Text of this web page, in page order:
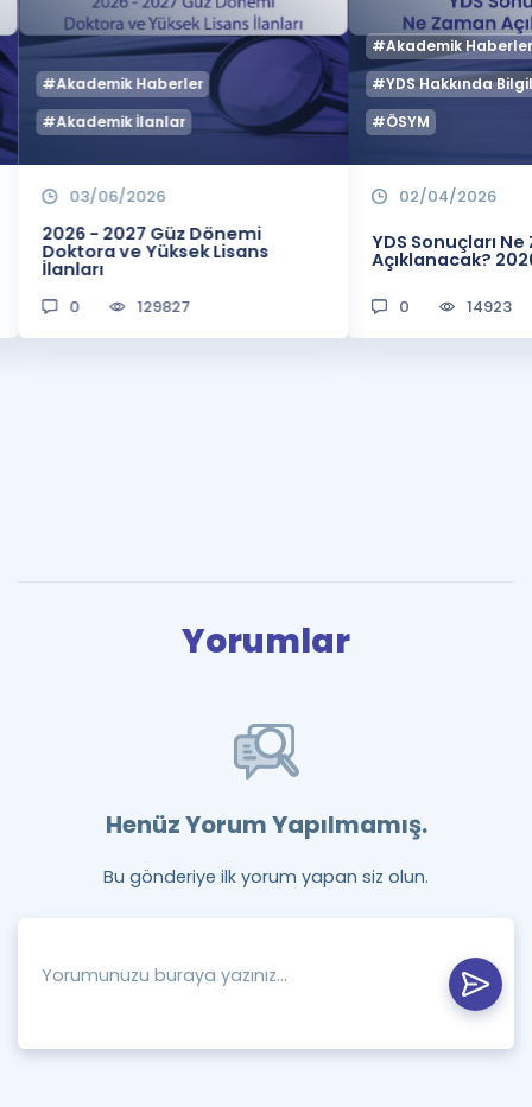
#Akademik Haberler
#Akademik İlanlar
03/06/2026
2026 - 2027 Güz Dönemi
Doktora ve Yüksek Lisans
İlanları
0 129827
#Akademik
#YDS Hakkında
#ÖSYM
02/04/2026
YDS Sonuçları
Açıklanacak?
0 14923
Yorumlar
Henüz Yorum Yapılmamış.
Bu gönderiye ilk yorum yapan siz olun.